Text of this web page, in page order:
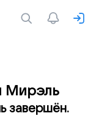
Мирэль
завершён.